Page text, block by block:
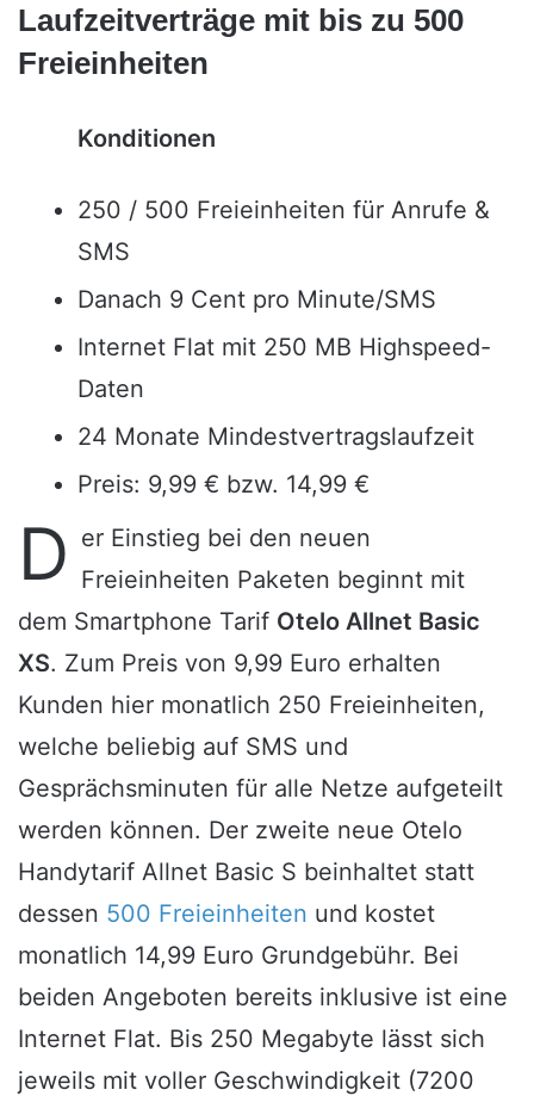
Laufzeitverträge mit bis zu 500
Freieinheiten
Konditionen
250 / 500 Freieinheiten für Anrufe &
SMS
Danach 9 Cent pro Minute/SMS
Internet Flat mit 250 MB Highspeed-
Daten
24 Monate Mindestvertragslaufzeit
Preis: 9,99 € bzw. 14,99 €
D er Einstieg bei den neuen
Freieinheiten Paketen beginnt mit
dem Smartphone Tarif Otelo Allnet Basic
XS. Zum Preis von 9,99 Euro erhalten
Kunden hier monatlich 250 Freieinheiten,
welche beliebig auf SMS und
Gesprächsminuten für alle Netze aufgeteilt
werden können. Der zweite neue Otelo
Handytarif Allnet Basic S beinhaltet statt
dessen 500 Freieinheiten und kostet
monatlich 14,99 Euro Grundgebühr. Bei
beiden Angeboten bereits inklusive ist eine
Internet Flat. Bis 250 Megabyte lässt sich
jeweils mit voller Geschwindigkeit (7200